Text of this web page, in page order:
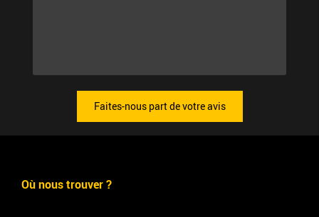
Faites-nous part de votre avis
Où nous trouver ?